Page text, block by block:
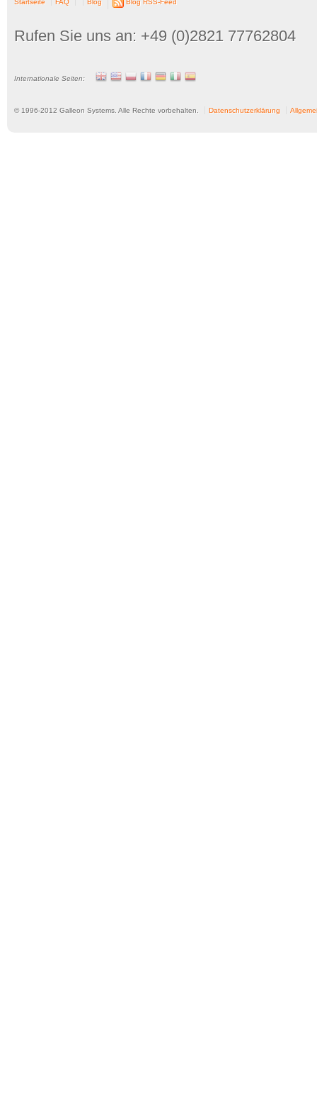
Startseite FAQ Blog Blog RSS-Feed
Rufen Sie uns an: +49 (0)2821 77762804
Internationale Seiten:
© 1996-2012 Galleon Systems. Alle Rechte vorbehalten. Datenschutzerklärung